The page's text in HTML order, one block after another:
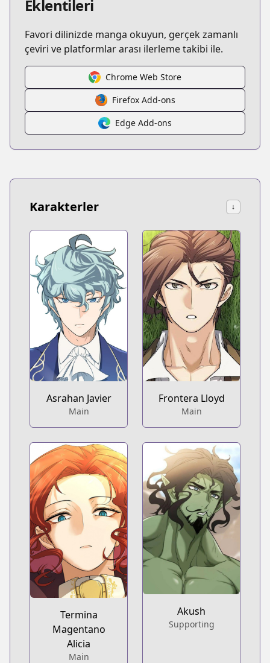
Eklentileri
Favori dilinizde manga okuyun, gerçek zamanlı
çeviri ve platformlar arası ilerleme takibi ile.
Chrome Web Store
Firefox Add-ons
Edge Add-ons
Karakterler ↓
Asrahan Javier
Main
Frontera Lloyd
Main
Termina
Magentano
Alicia
Main
Akush
Supporting